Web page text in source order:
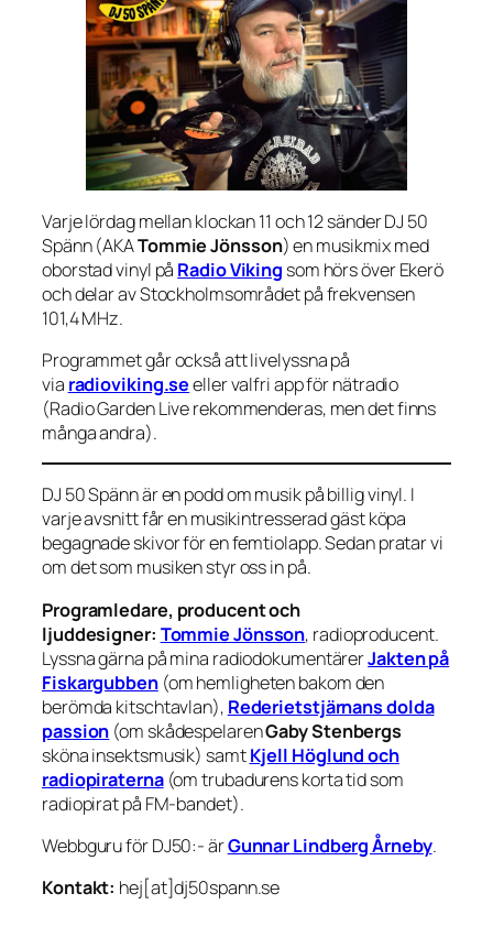
Varje lördag mellan klockan 11 och 12 sänder DJ 50
Spänn (AKATommie Jönsson) en musikmix med
oborstad vinyl på Radio Viking som hörs över Ekerö
och delar av Stockholmsområdet på frekvensen
101,4 MHz.
Programmet går också att livelyssna på
via radioviking.seeller valfri app för nätradio
(Radio Garden Live rekommenderas, men det finns
många andra).
DJ 50 Spänn är en podd om musik på billig vinyl. I
varje avsnitt får en musikintresserad gäst köpa
begagnade skivor för en femtiolapp. Sedan pratar vi
om det som musiken styr oss in på.
Programledare, producent och
ljuddesigner: Tommie Jönsson, radioproducent.
Lyssna gärna på mina radiodokumentärerJakten på
Fiskargubben (om hemligheten bakom den
berömda kitschtavlan), Rederietstjärnans dolda
passion (om skådespelarenGaby Stenbergs
sköna insektsmusik) samtKjell Höglund och
radiopiraterna(om trubadurens korta tid som
radiopirat på FM-bandet).
Webbguru för DJ50:- ärGunnar Lindberg Årneby.
Kontakt: hej[at]dj50spann.se